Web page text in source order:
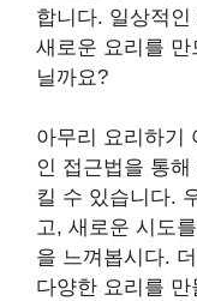
합니다. 일상적
새로운 요리를
닐까요?
아무리 요리하기
인 접근법을 통해
킬 수 있습니다.
고, 새로운 시도
을 느껴봅시다.
다양한 요리를